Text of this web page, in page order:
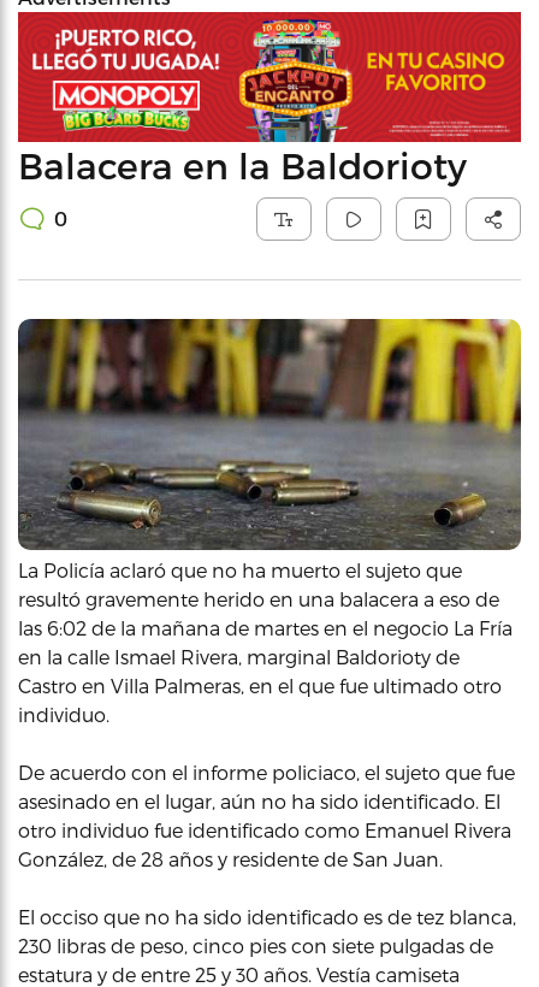
Balacera en la Baldorioty
0
La Policía aclaró que no ha muerto el sujeto que
resultó gravemente herido en una balacera a eso de
las 6:02 de la mañana de martes en el negocio La Fría
en la calle Ismael Rivera, marginal Baldorioty de
Castro en Villa Palmeras, en el que fue ultimado otro
individuo.
De acuerdo con el informe policiaco, el sujeto que fue
asesinado en el lugar, aún no ha sido identificado. El
otro individuo fue identificado como Emanuel Rivera
González, de 28 años y residente de San Juan.
El occiso que no ha sido identificado es de tez blanca,
230 libras de peso, cinco pies con siete pulgadas de
estatura y de entre 25 y 30 años. Vestía camiseta